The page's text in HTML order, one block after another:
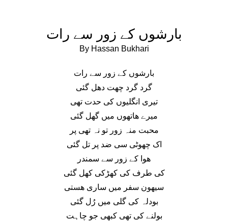
بارشوں کے زور سے رات
By Hassan Bukhari
بارشوں کے زور سے رات
گرد گرد چھت دھل گئی
تیری انگلیوں کی حدت تھی
میرے ھاتھوں میں گھل گئی
محبت منہ زور تو نہ تھی پر
اک چھوٹی سی ضد پر تل گئی
ھوا کے زور سے سمندر
کی طرف کی کھڑکی کھل گئی
سیھون سفر میں ساری ھستی
بودلہ کی گلی میں رُل گئی
بولنے کی تھی کبھی جو چاہت